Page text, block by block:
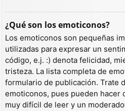
¿Qué son los emoticonos?
Los emoticonos son pequeñas
utilizadas para expresar un
código, e.j. :) denota felicidad,
tristeza. La lista completa de
formulario de publicación. Trate
emoticonos, pues pueden hacer
muy difícil de leer y un